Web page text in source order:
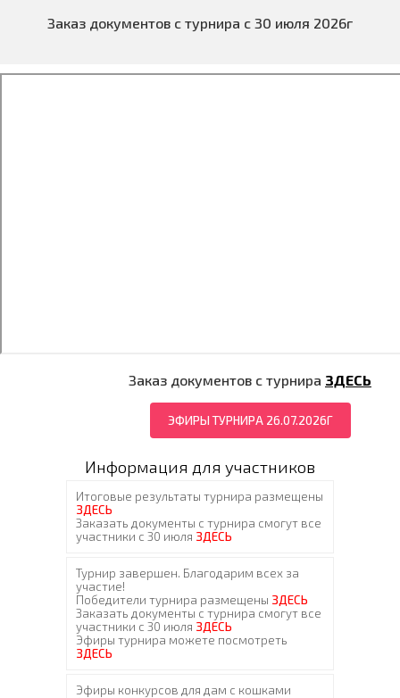
Заказ документов с турнира с 30 июля 2026г
Заказ документов с турнира ЗДЕСЬ
ЭФИРЫ ТУРНИРА 26.07.2026Г
Информация для участников